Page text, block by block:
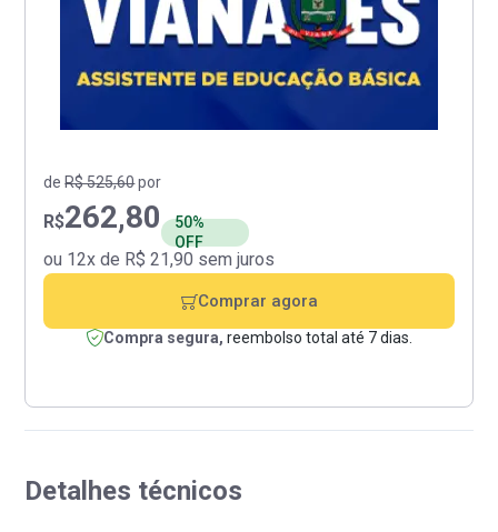
Detalhes técnicos
deR$ 525,60por
R$262,80
50%
OFF
ou 12x de R$ 21,90 sem juros
Comprar agora
Compra segura, reembolso total até 7 dias.